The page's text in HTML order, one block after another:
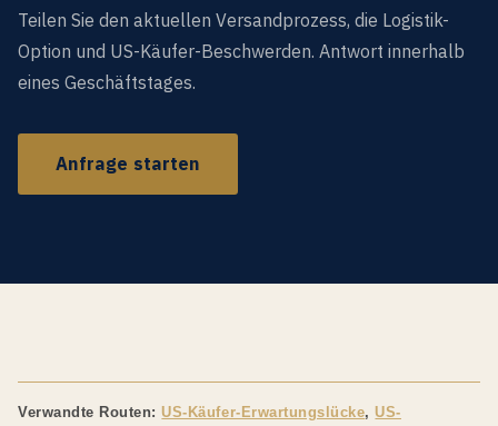
Teilen Sie den aktuellen Versandprozess, die Logistik-
Option und US-Käufer-Beschwerden. Antwort innerhalb
eines Geschäftstages.
Anfrage starten
Verwandte Routen:US-Käufer-Erwartungslücke,US-